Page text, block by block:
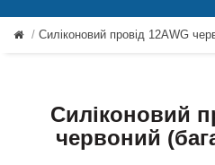
Силіконовий провід 12AWG
Силіконовий
червоний